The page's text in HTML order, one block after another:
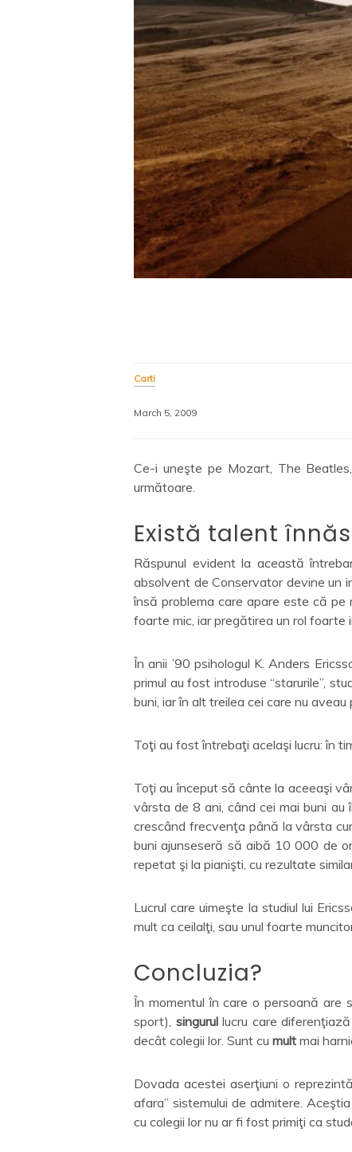
Carti
March 5, 2009
Ce-i uneşte pe Mozart, The
următoare.
Există talent
Răspunul evident la această
absolvent de Conservator devine un
însă problema care apare este că
foarte mic, iar pregătirea un rol foarte
În anii ’90 psihologul K. Anders
primul au fost introduse “starurile”,
buni, iar în alt treilea cei care nu
Toţi au fost întrebaţi acelaşi lucru: în
Toţi au început să cânte la aceeaşi
vârsta de 8 ani, când cei mai buni
crescând frecvenţa până la vârsta
buni ajunseseră să aibă 10 000 de
repetat şi la pianişti, cu rezultate
Lucrul care uimeşte la studiul lui
mult ca ceilalţi, sau unul foarte
Concluzia?
În momentul în care o persoană are
sport), singurullucru care
decât colegii lor. Sunt cu mult mai
Dovada acestei aserţiuni o
afara” sistemului de admitere.
cu colegii lor nu ar fi fost primiţi ca